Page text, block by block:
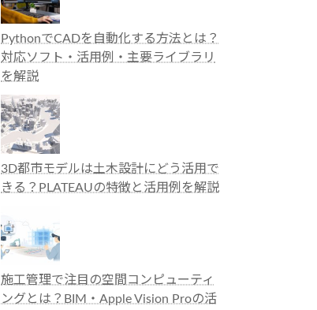
PythonでCADを自動化する方法とは？
対応ソフト・活用例・主要ライブラリ
を解説
3D都市モデルは土木設計にどう活用で
きる？PLATEAUの特徴と活用例を解説
施工管理で注目の空間コンピューティ
ングとは？BIM・Apple Vision Proの活